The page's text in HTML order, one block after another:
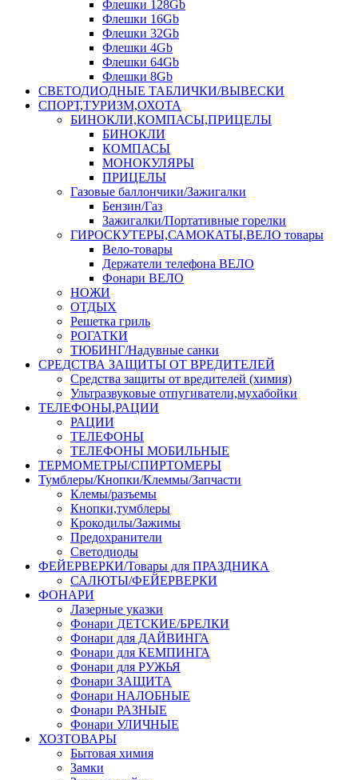
Флешки 128Gb
Флешки 16Gb
Флешки 32Gb
Флешки 4Gb
Флешки 64Gb
Флешки 8Gb
СВЕТОДИОДНЫЕ ТАБЛИЧКИ/ВЫВЕСКИ
СПОРТ,ТУРИЗМ,ОХОТА
БИНОКЛИ,КОМПАСЫ,ПРИЦЕЛЫ
БИНОКЛИ
КОМПАСЫ
МОНОКУЛЯРЫ
ПРИЦЕЛЫ
Газовые баллончики/Зажигалки
Бензин/Газ
Зажигалки/Портативные горелки
ГИРОСКУТЕРЫ,САМОКАТЫ,ВЕЛО товары
Вело-товары
Держатели телефона ВЕЛО
Фонари ВЕЛО
НОЖИ
ОТДЫХ
Решетка гриль
РОГАТКИ
ТЮБИНГ/Надувные санки
СРЕДСТВА ЗАЩИТЫ ОТ ВРЕДИТЕЛЕЙ
Средства защиты от вредителей (химия)
Ультразвуковые отпугиватели,мухабойки
ТЕЛЕФОНЫ,РАЦИИ
РАЦИИ
ТЕЛЕФОНЫ
ТЕЛЕФОНЫ МОБИЛЬНЫЕ
ТЕРМОМЕТРЫ/СПИРТОМЕРЫ
Тумблеры/Кнопки/Клеммы/Запчасти
Клемы/разъемы
Кнопки,тумблеры
Крокодилы/Зажимы
Предохранители
Светодиоды
ФЕЙЕРВЕРКИ/Товары для ПРАЗДНИКА
САЛЮТЫ/ФЕЙЕРВЕРКИ
ФОНАРИ
Лазерные указки
Фонари ДЕТСКИЕ/БРЕЛКИ
Фонари для ДАЙВИНГА
Фонари для КЕМПИНГА
Фонари для РУЖЬЯ
Фонари ЗАЩИТА
Фонари НАЛОБНЫЕ
Фонари РАЗНЫЕ
Фонари УЛИЧНЫЕ
ХОЗТОВАРЫ
Бытовая химия
Замки